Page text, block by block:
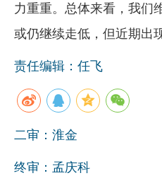
力重重。总体来看，我们
或仍继续走低，但近期出
责任编辑：任飞
二审：淮金
终审：孟庆科